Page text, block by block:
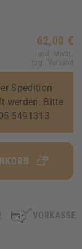
62,00 €
Inkl. MwSt.
zzgl. Versand
Spedition
werden. Bitte
5491313